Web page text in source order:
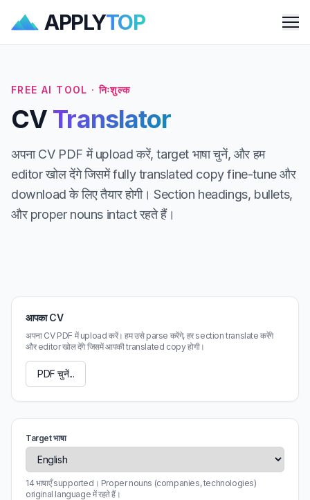
APPLYTOP
FREE AI TOOL · निःशुल्क
CV Translator
अपना CV PDF में upload करें, target भाषा चुनें, और हम
editor खोल देंगे जिसमें fully translated copy fine-tune और
download के लिए तैयार होगी। Section headings, bullets,
और proper nouns intact रहते हैं।
आपका CV
अपना CV PDF में upload करें। हम उसे parse करेंगे, हर section translate करेंगे
और editor खोल देंगे जिसमें आपकी translated copy होगी।
PDF चुनें...
Target भाषा
14 भाषाएँ supported। Proper nouns (companies, technologies)
original language में रहते हैं।